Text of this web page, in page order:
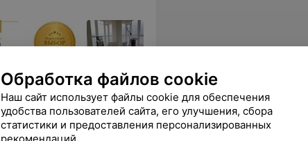
предлагающий
Обработка файлов cookie
Наш сайт использует файлы cookie для обеспечения
удобства пользователей сайта, его улучшения, сбора
статистики и предоставления персонализированных